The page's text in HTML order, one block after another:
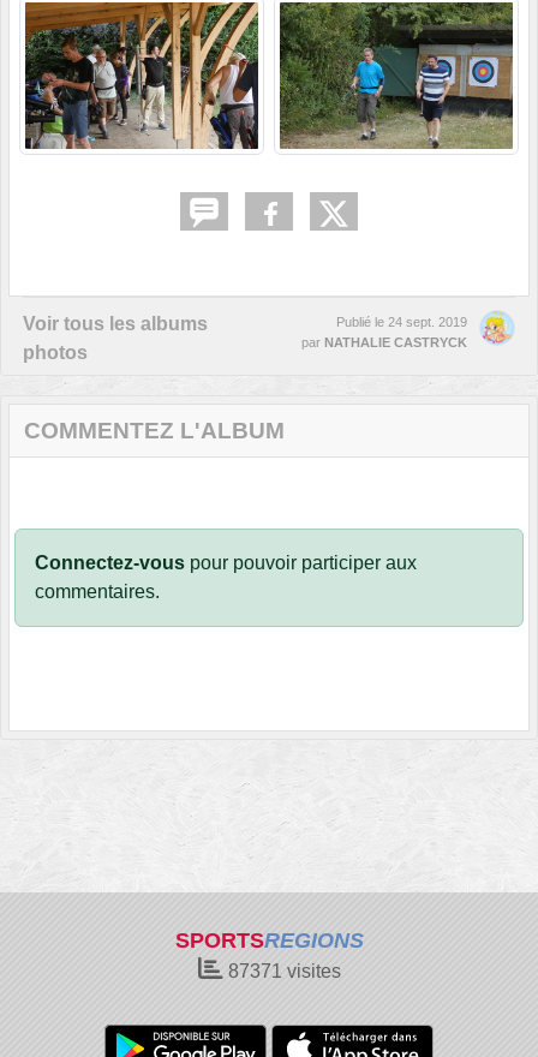
Voir tous les albums
photos
Publié le 24 sept. 2019
par NATHALIE CASTRYCK
COMMENTEZ L'ALBUM
Connectez-vous pour pouvoir participer aux
commentaires.
SPORTSREGIONS
87371 visites